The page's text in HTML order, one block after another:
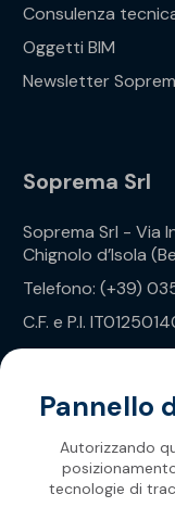
Consulenza
Oggetti BIM
Newsletter
Soprema Srl
Soprema Srl - Via
Chignolo d’Isola
Telefono: (+39)
C.F. e P.I.
Privacy Policy
Autorizzando
tecnologie di